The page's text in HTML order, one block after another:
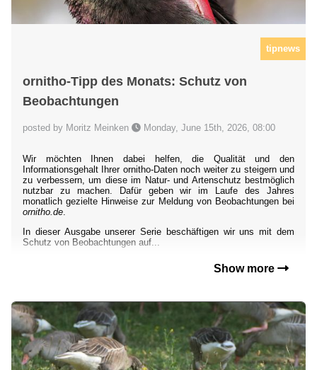
tipnews
ornitho-Tipp des Monats: Schutz von
Beobachtungen
posted by Moritz Meinken Monday, June 15th, 2026, 08:00
Wir möchten Ihnen dabei helfen, die Qualität und den
Informationsgehalt Ihrer ornitho-Daten noch weiter zu steigern und
zu verbessern, um diese im Natur- und Artenschutz bestmöglich
nutzbar zu machen. Dafür geben wir im Laufe des Jahres
monatlich gezielte Hinweise zur Meldung von Beobachtungen bei
ornitho.de
In dieser Ausgabe unserer Serie beschäftigen wir uns mit dem
Schutz von Beobachtungen auf...
Show more